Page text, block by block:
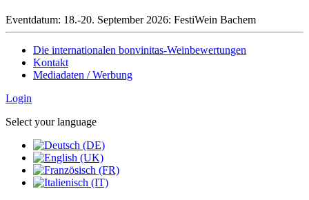
Eventdatum: 18.-20. September 2026: FestiWein Bachem
Die internationalen bonvinitas-Weinbewertungen
Kontakt
Mediadaten / Werbung
Login
Select your language